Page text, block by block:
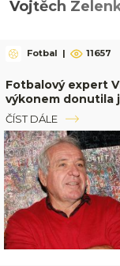
Vojtěch
Fotbal | 11657
Fotbalový expert
výkonem donutila
ČÍST DÁLE